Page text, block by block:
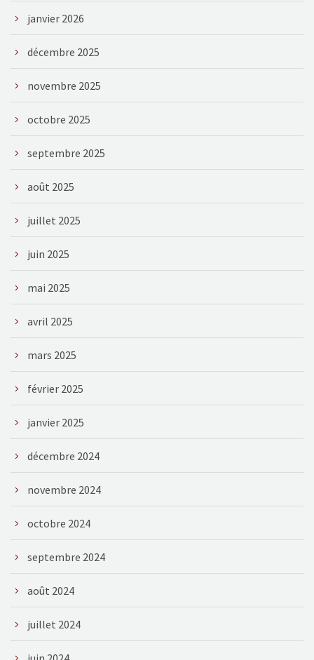
janvier 2026
décembre 2025
novembre 2025
octobre 2025
septembre 2025
août 2025
juillet 2025
juin 2025
mai 2025
avril 2025
mars 2025
février 2025
janvier 2025
décembre 2024
novembre 2024
octobre 2024
septembre 2024
août 2024
juillet 2024